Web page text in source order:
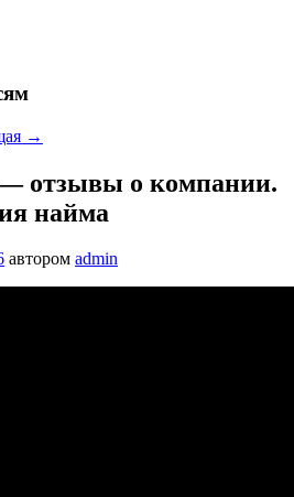
→
о компании.
найма
автором admin